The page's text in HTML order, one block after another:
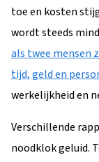
toe en kosten
wordt steeds
als twee mensen
tijd, geld en
werkelijkheid en
Verschillende
noodklok geluid.